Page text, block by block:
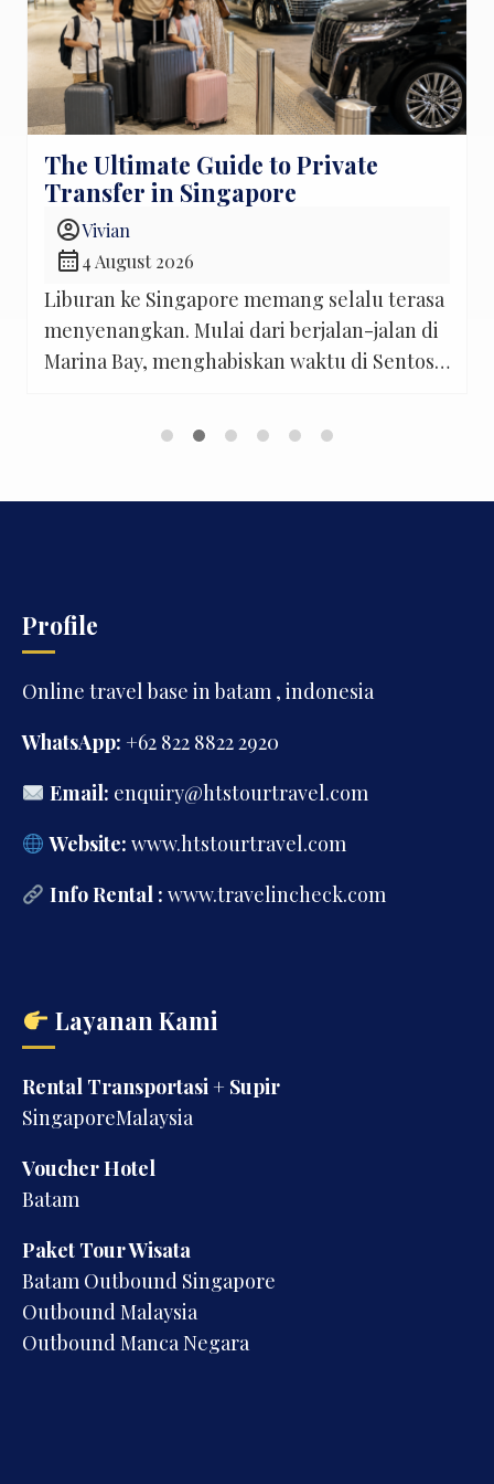
The Ultimate Guide to Private
Transfer in Singapore
account_circleVivian
calendar_month4 August 2026
Liburan ke Singapore memang selalu terasa
menyenangkan. Mulai dari berjalan-jalan di
Marina Bay, menghabiskan waktu di Sentosa,
Zoo atau Universal Studios Singapore.
Profile
Online travel base in batam , indonesia
WhatsApp: +62 822 8822 2920
Email: enquiry@htstourtravel.com
Website: www.htstourtravel.com
Info Rental : www.travelincheck.com
Layanan Kami
Rental Transportasi + Supir
SingaporeMalaysia
Voucher Hotel
Batam
Paket Tour Wisata
Batam Outbound Singapore
Outbound Malaysia
Outbound Manca Negara